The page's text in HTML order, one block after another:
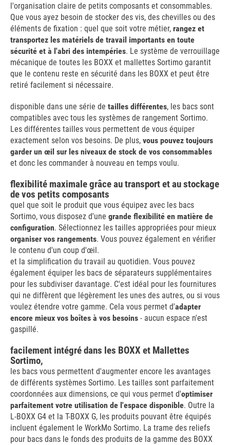
l'organisation claire de petits composants et consommables.
Que vous ayez besoin de stocker des vis, des chevilles ou des
éléments de fixation : quel que soit votre métier, rangez et
transportez les matériels de travail importants en toute
sécurité et à l'abri des intempéries. Le système de verrouillage
mécanique de toutes les BOXX et mallettes Sortimo garantit
que le contenu reste en sécurité dans les BOXX et peut être
retiré facilement si nécessaire.
disponible dans une série de tailles différentes, les bacs sont
compatibles avec tous les systèmes de rangement Sortimo.
Les différentes tailles vous permettent de vous équiper
exactement selon vos besoins. De plus, vous pouvez toujours
garder un œil sur les niveaux de stock de vos consommables
et donc les commander à nouveau en temps voulu.
flexibilité maximale grâce au transport et au stockage
de vos petits composants
quel que soit le produit que vous équipez avec les bacs
Sortimo, vous disposez d'une grande flexibilité en matière de
configuration. Sélectionnez les tailles appropriées pour mieux
organiser vos rangements. Vous pouvez également en vérifier
le contenu d'un coup d'œil.
et la simplification du travail au quotidien. Vous pouvez
également équiper les bacs de séparateurs supplémentaires
pour les subdiviser davantage. C'est idéal pour les fournitures
qui ne diffèrent que légèrement les unes des autres, ou si vous
voulez étendre votre gamme. Cela vous permet d'adapter
encore mieux vos boîtes à vos besoins - aucun espace n'est
gaspillé.
facilement intégré dans les BOXX et Mallettes
Sortimo,
les bacs vous permettent d'augmenter encore les avantages
de différents systèmes Sortimo. Les tailles sont parfaitement
coordonnées aux dimensions, ce qui vous permet d'optimiser
parfaitement votre utilisation de l'espace disponible. Outre la
L-BOXX G4 et la T-BOXX G, les produits pouvant être équipés
incluent également le WorkMo Sortimo. La trame des reliefs
pour bacs dans le fonds des produits de la gamme des BOXX